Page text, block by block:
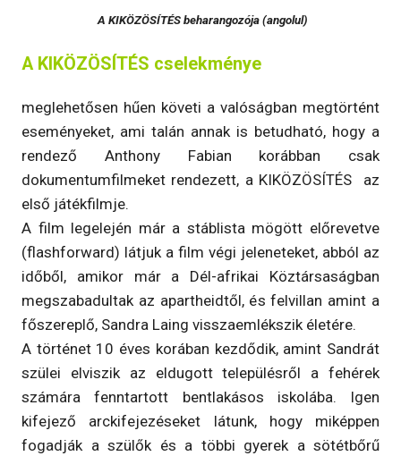
A KIKÖZÖSÍTÉS beharangozója (angolul)
A KIKÖZÖSÍTÉS cselekménye
meglehetősen hűen követi a valóságban megtörtént
eseményeket, ami talán annak is betudható, hogy a
rendező Anthony Fabian korábban csak
dokumentumfilmeket rendezett, a KIKÖZÖSÍTÉS az
első játékfilmje.
A film legelején már a stáblista mögött előrevetve
(flashforward) látjuk a film végi jeleneteket, abból az
időből, amikor már a Dél-afrikai Köztársaságban
megszabadultak az apartheidtől, és felvillan amint a
főszereplő, Sandra Laing visszaemlékszik életére.
A történet 10 éves korában kezdődik, amint Sandrát
szülei elviszik az eldugott településről a fehérek
számára fenntartott bentlakásos iskolába. Igen
kifejező arckifejezéseket látunk, hogy miképpen
fogadják a szülők és a többi gyerek a sötétbőrű